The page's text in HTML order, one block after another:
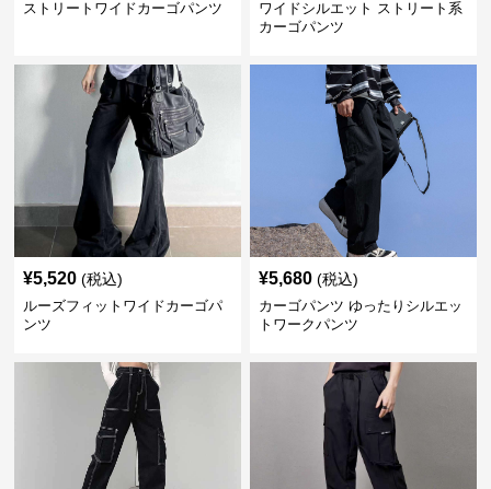
ストリートワイドカーゴパンツ
ワイドシルエット ストリート系
カーゴパンツ
¥5,520 (税込)
ルーズフィットワイドカーゴパ
ンツ
¥5,680 (税込)
カーゴパンツ ゆったりシルエッ
トワークパンツ